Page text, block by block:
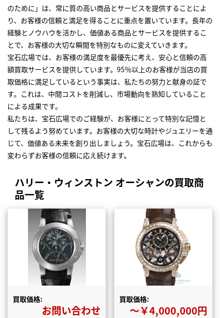
のために」は、常に質の高い商品とサービスを提供することによ
り、お客様の信頼と満足を得ることに重点を置いています。長年の
経験とノウハウを活かし、価値ある商品とサービスを提供するこ
とで、お客様の大切な瞬間を特別なものに変えていきます。
宝石広場では、お客様の満足度を最優先に考え、安心と信頼の高
額買取サービスを提供しています。95％以上のお客様が当店の買
取価格に満足しているという事実は、私たちの努力と献身の証で
す。これは、中間コストを削減し、市場動向を熟知していること
による成果です。
私たちは、宝石広場でのご経験が、お客様にとって特別な記憶と
して残るよう努めています。お客様の大切な時計やジュエリーを通
じて、価値ある未来を創り出しましょう。宝石広場は、これからも
変わらずお客様の信頼に応え続けます。
ハリー・ウィンストン オーシャンの買取商
品一覧
買取価格:
お問い合わせ
買取価格:
〜￥4,000,000円